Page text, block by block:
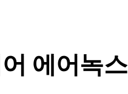
에어녹스